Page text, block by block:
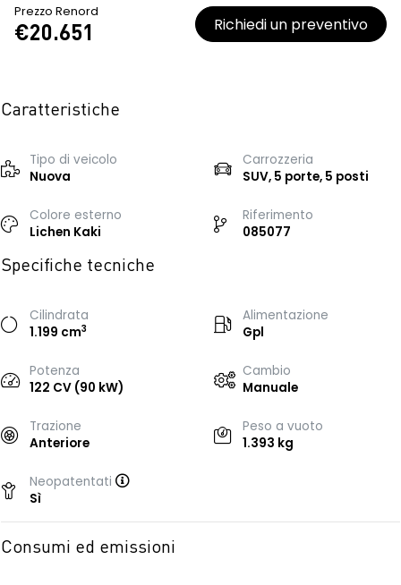
Prezzo Renord
€20.651 Richiedi un preventivo
Caratteristiche
Tipo di veicolo
Nuova
Carrozzeria
SUV, 5 porte, 5 posti
Colore esterno
Lichen Kaki
Riferimento
085077
Specifiche tecniche
Cilindrata
1.199 cm3
Alimentazione
Gpl
Potenza
122 CV (90 kW)
Cambio
Manuale
Trazione
Anteriore
Peso a vuoto
1.393 kg
Neopatentati
Sì
Consumi ed emissioni